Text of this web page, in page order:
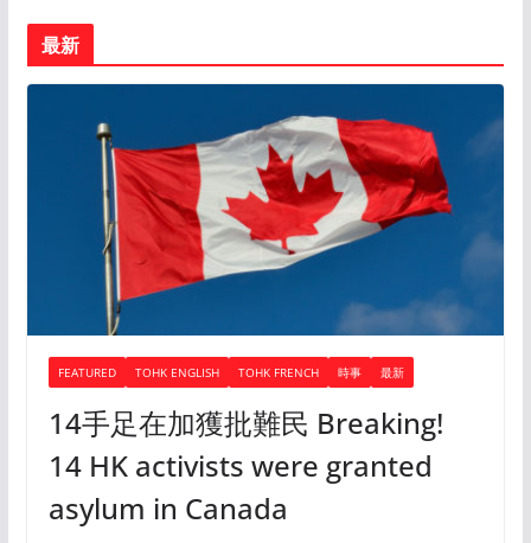
最新
FEATURED TOHK ENGLISH TOHK FRENCH 時事 最新
14手足在加獲批難民 Breaking!
14 HK activists were granted
asylum in Canada